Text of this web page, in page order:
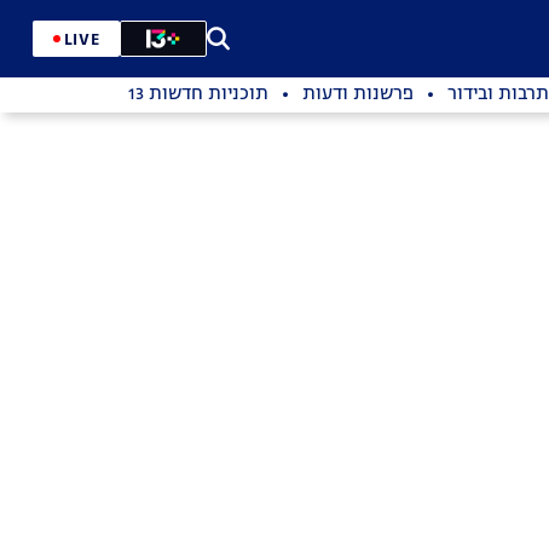
LIVE
תרבות ובידור פרשנות ודעות תוכניות חדשות 13